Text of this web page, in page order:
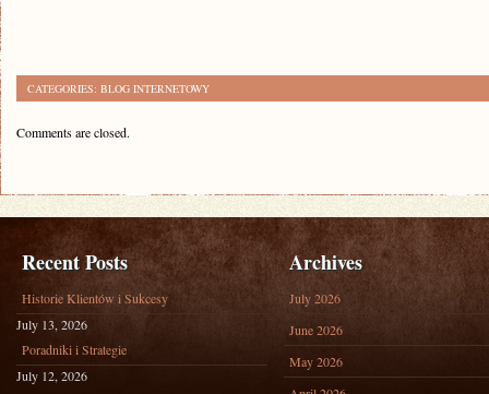
CATEGORIES: BLOG INTERNETOWY
Comments are closed.
Recent Posts
Historie Klientów i Sukcesy
July 13, 2026
Poradniki i Strategie
July 12, 2026
Archives
July 2026
June 2026
May 2026